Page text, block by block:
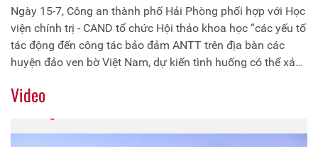
Ngày 15-7, Công an thành phố Hải Phòng phối hợp với Học
viện chính trị - CAND tổ chức Hội thảo khoa học “các yếu tố
tác động đến công tác bảo đảm ANTT trên địa bàn các
huyện đảo ven bờ Việt Nam, dự kiến tình huống có thể xảy
tịch UBND thành phố Nguyễn Đình Chuyến. Trung tướng
Thiếu tướng, TS. Vũ Thanh Chương, Giám đốc CATP Hải
Video